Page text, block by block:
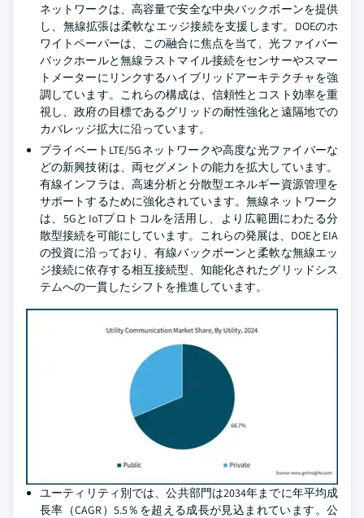
ネットワークは、高容量で安全な中央バックボーンを提供
し、無線拡張は柔軟なエッジ接続を支援します。DOEのホ
ワイトペーパーは、この融合に焦点を当て、光ファイバー
バックホールと無線ラストマイル接続をセンサーやスマー
トメーターにリンクするハイブリッドアーキテクチャを強
調しています。これらの構成は、信頼性とコスト効率を重
視し、政府の目標であるグリッドの耐性強化と遠隔地での
カバレッジ拡大に沿っています。
プライベートLTE/5Gネットワークや高度な光ファイバーな
どの新興技術は、両セグメントの能力を拡大しています。
有線インフラは、高速分析と分散型エネルギー資源管理を
サポートするために強化されています。無線ネットワーク
は、5GとIoTプロトコルを活用し、より広範囲にわたる分
散型接続を可能にしています。これらの発展は、DOEとEIA
の投資に沿っており、有線バックボーンと柔軟な無線エッ
ジ接続に依存する相互接続型、知能化されたグリッドシス
テムへの一貫したシフトを推進しています。
ユーティリティ別では、公共部門は2034年までに年平均成
長率（CAGR）5.5％を超える成長が見込まれています。公